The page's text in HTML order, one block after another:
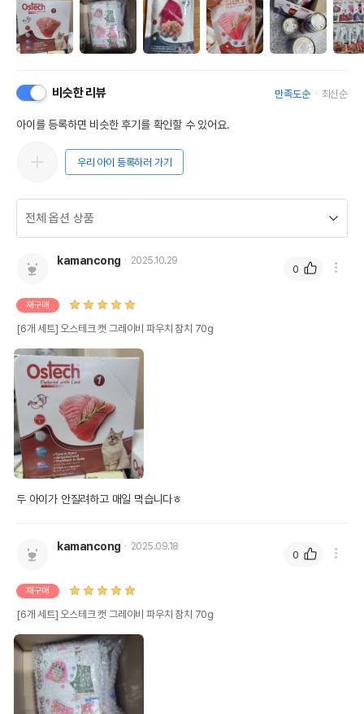
비슷한 리뷰 만족도순 최신순
아이를 등록하면 비슷한 후기를 확인할 수 있어요.
우리 아이 등록하러 가기
kamancong 2025.10.29
재구매
[6개 세트] 오스테크 캣 그레이비 파우치 참치 70g
두 아이가 안질려하고 매일 먹습니다ㅎ
0
kamancong 2025.09.18
재구매
[6개 세트] 오스테크 캣 그레이비 파우치 참치 70g
0